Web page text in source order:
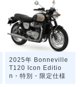
2025年 Bonneville
T120 Icon Editio
n・特別・限定仕様